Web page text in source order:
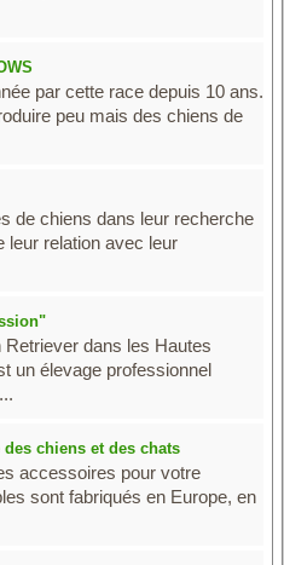
par cette race depuis 10 ans.
peu mais des chiens de
de chiens dans leur recherche
leur relation avec leur
dans les Hautes
un élevage professionnel
chiens et des chats
accessoires pour votre
sont fabriqués en Europe, en